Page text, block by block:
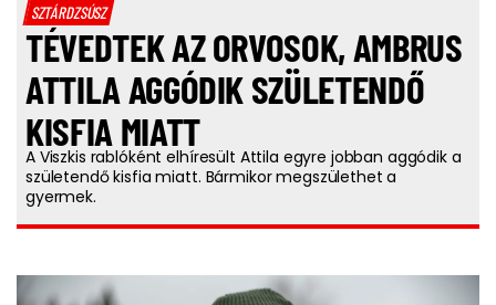
SZTÁRDZSÚSZ
TÉVEDTEK AZ ORVOSOK, AMBRUS
ATTILA AGGÓDIK SZÜLETENDŐ
KISFIA MIATT
A Viszkis rablóként elhíresült Attila egyre jobban aggódik a
születendő kisfia miatt. Bármikor megszülethet a
gyermek.